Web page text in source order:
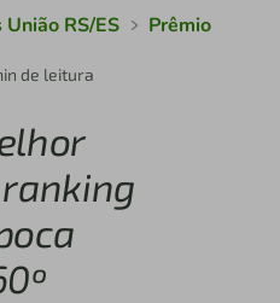
RS/ES Prêmio
de leitura